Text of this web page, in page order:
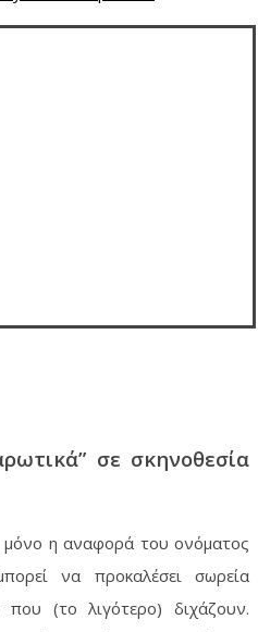
σε σκηνοθεσία
η αναφορά του ονόματος
να προκαλέσει σωρεία
(το λιγότερο) διχάζουν.